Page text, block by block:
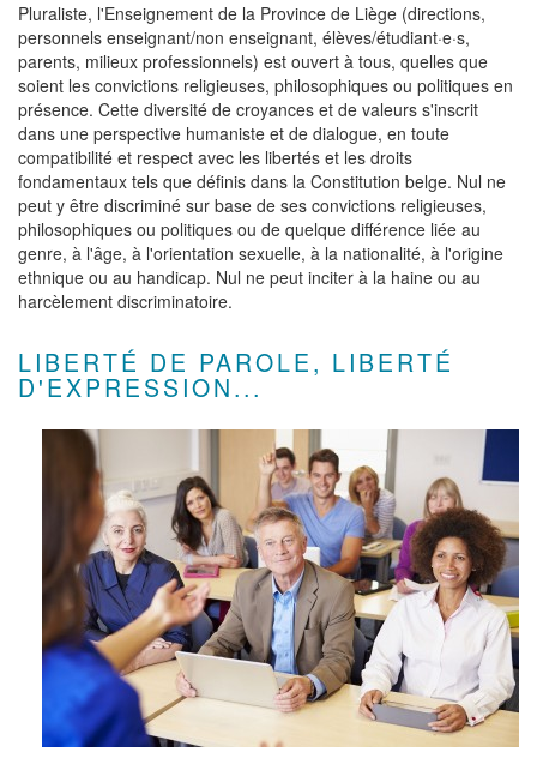
Pluraliste, l'Enseignement de la Province de Liège (directions,
personnels enseignant/non enseignant, élèves/étudiant·e·s,
parents, milieux professionnels) est ouvert à tous, quelles que
soient les convictions religieuses, philosophiques ou politiques en
présence. Cette diversité de croyances et de valeurs s'inscrit
dans une perspective humaniste et de dialogue, en toute
compatibilité et respect avec les libertés et les droits
fondamentaux tels que définis dans la Constitution belge. Nul ne
peut y être discriminé sur base de ses convictions religieuses,
philosophiques ou politiques ou de quelque différence liée au
genre, à l'âge, à l'orientation sexuelle, à la nationalité, à l'origine
ethnique ou au handicap. Nul ne peut inciter à la haine ou au
harcèlement discriminatoire.
LIBERTÉ DE PAROLE, LIBERTÉ
D'EXPRESSION...